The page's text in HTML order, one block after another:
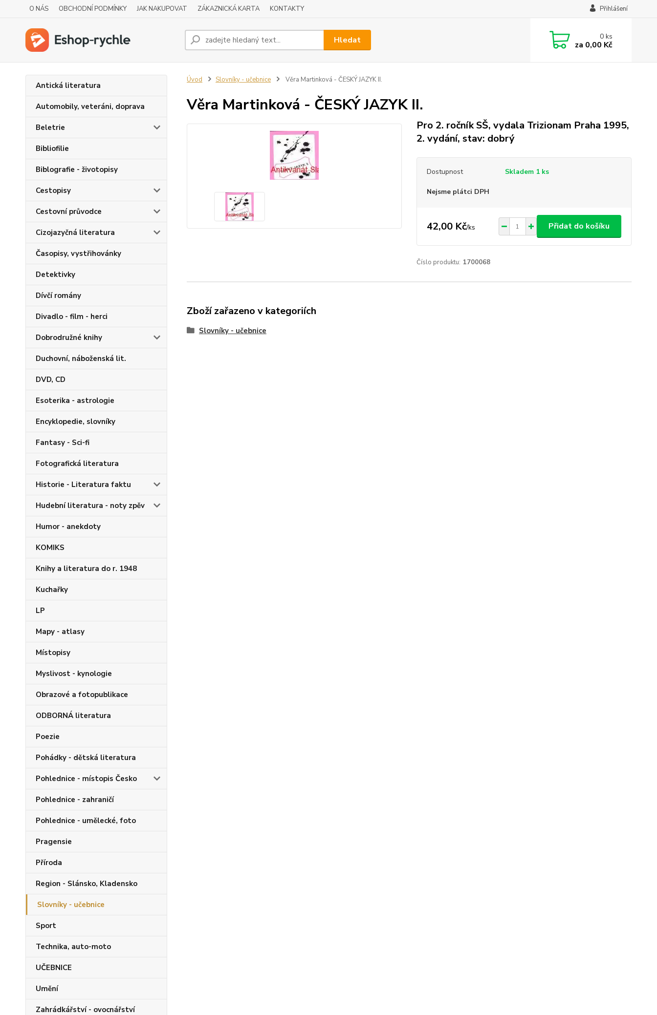
O NÁS OBCHODNÍ PODMÍNKY JAK NAKUPOVAT ZÁKAZNICKÁ KARTA KONTAKTY Přihlášení
Hledat 0ks
za 0,00 Kč
Antická literatura
Automobily, veteráni, doprava
Beletrie
Bibliofilie
Biblografie - životopisy
Cestopisy
Cestovní průvodce
Cizojazyčná literatura
Časopisy, vystřihovánky
Detektivky
Dívčí romány
Divadlo - film - herci
Dobrodružné knihy
Duchovní, náboženská lit.
DVD, CD
Esoterika - astrologie
Encyklopedie, slovníky
Fantasy - Sci-fi
Fotografická literatura
Historie - Literatura faktu
Hudební literatura - noty zpěv
Humor - anekdoty
KOMIKS
Knihy a literatura do r. 1948
Kuchařky
LP
Mapy - atlasy
Místopisy
Myslivost - kynologie
Obrazové a fotopublikace
ODBORNÁ literatura
Poezie
Pohádky - dětská literatura
Pohlednice - místopis Česko
Pohlednice - zahraničí
Pohlednice - umělecké, foto
Pragensie
Příroda
Region - Slánsko, Kladensko
Slovníky - učebnice
Sport
Technika, auto-moto
UČEBNICE
Umění
Zahrádkářství - ovocnářství
Úvod Slovníky - učebnice Věra Martinková - ČESKÝ JAZYK II.
Věra Martinková - ČESKÝ JAZYK II.
Pro 2. ročník SŠ, vydala Trizionam Praha 1995,
2. vydání, stav: dobrý
Dostupnost Skladem 1 ks
Nejsme plátci DPH
42,00 Kč/ks Přidat do košíku
Číslo produktu: 1700068
Zboží zařazeno v kategoriích
Slovníky - učebnice